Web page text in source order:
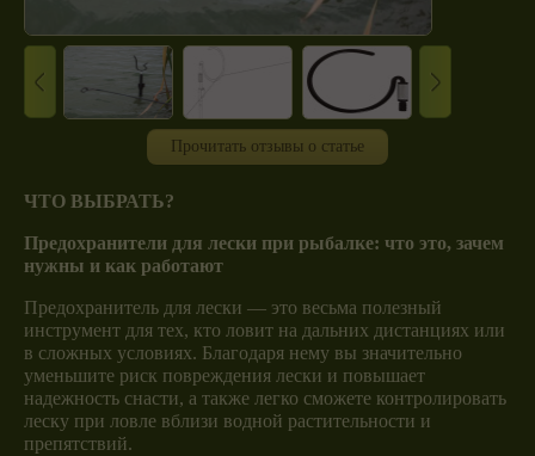
Прочитать отзывы о статье
ЧТО ВЫБРАТЬ?
Предохранители для лески при рыбалке: что это, зачем
нужны и как работают
Предохранитель для лески — это весьма полезный
инструмент для тех, кто ловит на дальних дистанциях или
в сложных условиях. Благодаря нему вы значительно
уменьшите риск повреждения лески и повышает
надежность снасти, а также легко сможете контролировать
леску при ловле вблизи водной растительности и
препятствий.